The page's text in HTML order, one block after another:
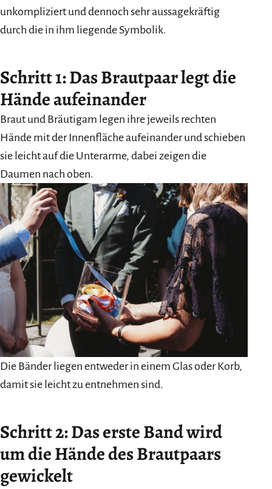
unkompliziert und dennoch sehr aussagekräftig
durch die in ihm liegende Symbolik.
Schritt 1: Das Brautpaar legt die
Hände aufeinander
Braut und Bräutigam legen ihre jeweils rechten
Hände mit der Innenfläche aufeinander und schieben
sie leicht auf die Unterarme, dabei zeigen die
Daumen nach oben.
Die Bänder liegen entweder in einem Glas oder Korb,
damit sie leicht zu entnehmen sind.
Schritt 2: Das erste Band wird
um die Hände des Brautpaars
gewickelt